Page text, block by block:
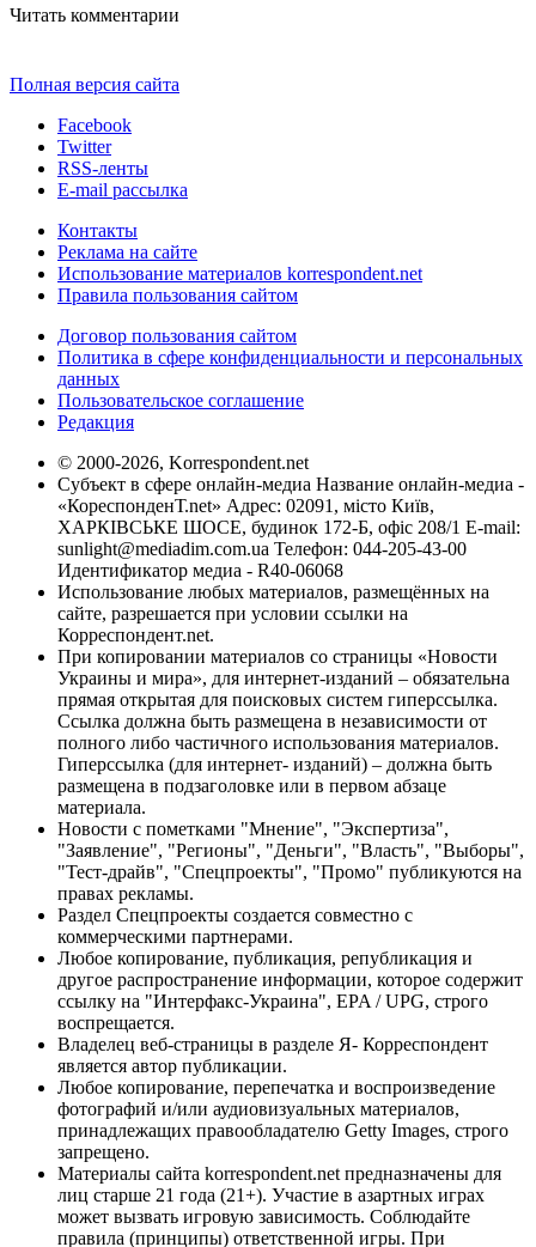
Читать комментарии
Полная версия сайта
Facebook
Twitter
RSS-ленты
E-mail рассылка
Контакты
Реклама на сайте
Использование материалов korrespondent.net
Правила пользования сайтом
Договор пользования сайтом
Политика в сфере конфиденциальности и персональных
данных
Пользовательское соглашение
Редакция
© 2000-2026, Korrespondent.net
Субъект в сфере онлайн-медиа Название онлайн-медиа -
«КореспонденТ.net» Адрес: 02091, місто Київ,
ХАРКІВСЬКЕ ШОСЕ, будинок 172-Б, офіс 208/1 E-mail:
sunlight@mediadim.com.ua Телефон: 044-205-43-00
Идентификатор медиа - R40-06068
Использование любых материалов, размещённых на
сайте, разрешается при условии ссылки на
Корреспондент.net.
При копировании материалов со страницы «Новости
Украины и мира», для интернет-изданий – обязательна
прямая открытая для поисковых систем гиперссылка.
Ссылка должна быть размещена в независимости от
полного либо частичного использования материалов.
Гиперссылка (для интернет- изданий) – должна быть
размещена в подзаголовке или в первом абзаце
материала.
Новости с пометками "Мнение", "Экспертиза",
"Заявление", "Регионы", "Деньги", "Власть", "Выборы",
"Тест-драйв", "Спецпроекты", "Промо" публикуются на
правах рекламы.
Раздел Спецпроекты создается совместно с
коммерческими партнерами.
Любое копирование, публикация, републикация и
другое распространение информации, которое содержит
ссылку на "Интерфакс-Украина", EPA / UPG, строго
воспрещается.
Владелец веб-страницы в разделе Я- Корреспондент
является автор публикации.
Любое копирование, перепечатка и воспроизведение
фотографий и/или аудиовизуальных материалов,
принадлежащих правообладателю Getty Images, строго
запрещено.
Материалы сайта korrespondent.net предназначены для
лиц старше 21 года (21+). Участие в азартных играх
может вызвать игровую зависимость. Соблюдайте
правила (принципы) ответственной игры. При